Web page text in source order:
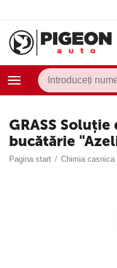
GRASS
bucătărie
Pagina start / Chimia casnica